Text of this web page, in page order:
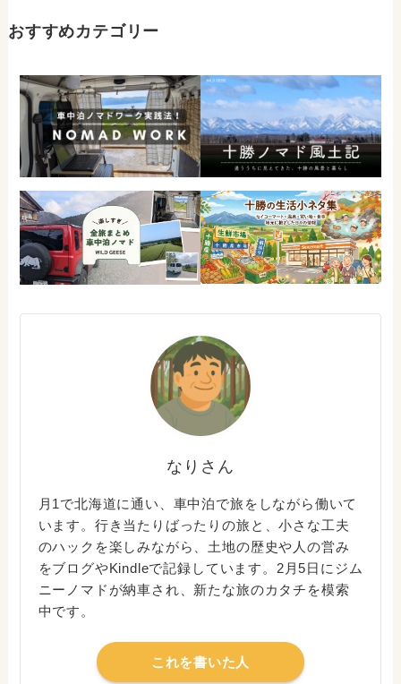
おすすめカテゴリー
なりさん
月1で北海道に通い、車中泊で旅をしながら働いて
います。行き当たりばったりの旅と、小さな工夫
のハックを楽しみながら、土地の歴史や人の営み
をブログやKindleで記録しています。2月5日にジム
ニーノマドが納車され、新たな旅のカタチを模索
中です。
これを書いた人